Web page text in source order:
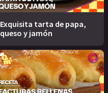
Exquisita tarta de papa,
queso y jamón